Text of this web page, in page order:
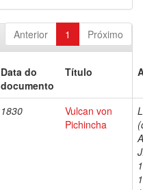
Anterior 1 Próximo
Data do
documento
Título
1830
Vulcan von
Pichincha